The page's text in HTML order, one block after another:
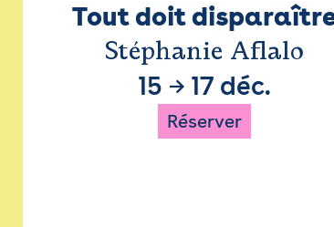
Tout doit
Stéphanie Aflalo
15 → 17 déc.
Réserver